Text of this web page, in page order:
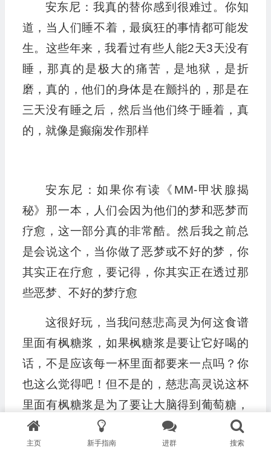
安东尼：我真的替你感到很难过。你知
道，当人们睡不着，最疯狂的事情都可能发
生。这些年来，我看过有些人能2天3天没有
睡，那真的是极大的痛苦，是地狱，是折
磨，真的，他们的身体是在颤抖的，那是在
三天没有睡之后，然后当他们终于睡着，真
的，就像是癫痫发作那样
安东尼：如果你有读《MM-甲状腺揭
秘》那一本，人们会因为他们的梦和恶梦而
疗愈，这一部分真的非常酷。然后我之前总
是会说这个，当你做了恶梦或不好的梦，你
其实正在疗愈，要记得，你其实正在透过那
些恶梦、不好的梦疗愈
这很好玩，当我问慈悲高灵为何这食谱
里面有枫糖浆，如果枫糖浆是要让它好喝的
话，不是应该每一杯里面都要来一点吗？你
也这么觉得吧！但不是的，慈悲高灵说这杯
里面有枫糖浆是为了要让大脑得到葡萄糖，
然后我说，葡萄糖，那很好啊～每一杯都可
以加啊～然后高灵继续说“是枫糖浆里面的微
主页 新手指南 进群 搜索